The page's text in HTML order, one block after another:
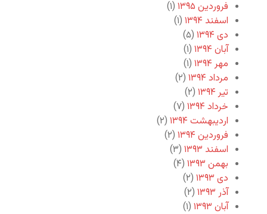
فروردین ۱۳۹۵
(۱)
اسفند ۱۳۹۴
(۱)
دی ۱۳۹۴
(۵)
آبان ۱۳۹۴
(۱)
مهر ۱۳۹۴
(۱)
مرداد ۱۳۹۴
(۲)
تیر ۱۳۹۴
(۲)
خرداد ۱۳۹۴
(۷)
اردیبهشت ۱۳۹۴
(۲)
فروردین ۱۳۹۴
(۲)
اسفند ۱۳۹۳
(۳)
بهمن ۱۳۹۳
(۴)
دی ۱۳۹۳
(۲)
آذر ۱۳۹۳
(۲)
آبان ۱۳۹۳
(۱)